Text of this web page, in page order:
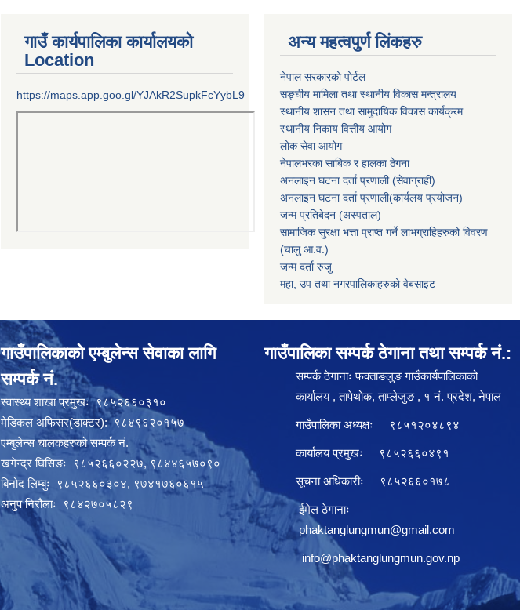
गाउँ कार्यपालिका कार्यालयको
Location
https://maps.app.goo.gl/YJAkR2SupkFcYybL9
अन्य महत्वपुर्ण लिंकहरु
नेपाल सरकारको पोर्टल
सङ्घीय मामिला तथा स्थानीय विकास मन्त्रालय
स्थानीय शासन तथा सामुदायिक विकास कार्यक्रम
स्थानीय निकाय वित्तीय आयोग
लोक सेवा आयोग
नेपालभरका साबिक र हालका ठेगना
अनलाइन घटना दर्ता प्रणाली (सेवाग्राही)
अनलाइन घटना दर्ता प्रणाली(कार्यलय प्रयोजन)
जन्म प्रतिबेदन (अस्पताल)
सामाजिक सुरक्षा भत्ता प्राप्त गर्ने लाभग्राहिहरुको विवरण
(चालु आ.व.)
जन्म दर्ता रुजु
महा, उप तथा नगरपालिकाहरुको वेबसाइट
गाउँपालिकाको एम्बुलेन्स सेवाका लागि
सम्पर्क नं.
स्वास्थ्य शाखा प्रमुखः ९८५२६६०३१०
मेडिकल अफिसर(डाक्टर): ९८४९६२०१५७
एम्बुलेन्स चालकहरुको सम्पर्क नं.
खगेन्द्र घिसिङः ९८५२६६०२२७, ९८४४६५७०९०
बिनोद लिम्बुः ९८५२६६०३०४, ९७४१७६०६१५
अनुप निरौलाः ९८४२७०५८२९
गाउँपालिका सम्पर्क ठेगाना तथा सम्पर्क नं.:
सम्पर्क ठेगानाः फक्ताङलुङ गाउँकार्यपालिकाको
कार्यालय , तापेथोक, ताप्लेजुङ , १ नं. प्रदेश, नेपाल
गाउँपालिका अध्यक्षः ९८५१२०४८९४
कार्यालय प्रमुखः ९८५२६६०४९१
सूचना अधिकारीः ९८५२६६०१७८
ईमेल ठेगानाः
phaktanglungmun@gmail.com
info@phaktanglungmun.gov.np